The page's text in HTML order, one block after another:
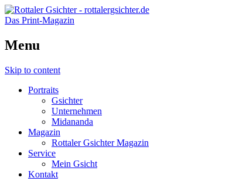
Das Print-Magazin
Menu
Skip to content
Portraits
Gsichter
Unternehmen
Midananda
Magazin
Rottaler Gsichter Magazin
Service
Mein Gsicht
Kontakt